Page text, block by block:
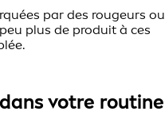
par des rougeurs ou
plus de produit à ces
votre routine